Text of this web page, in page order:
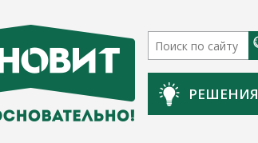
РЕШЕНИЯ